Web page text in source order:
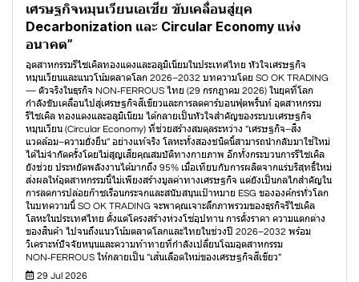
เศรษฐกิจหมุนเวียนเอเชีย ขับเคลื่อนสู่ยุค
Decarbonization และ Circular Economy แห่ง
อนาคต”
อุตสาหกรรมรีไซเคิลทองแดงและอลูมิเนียมในประเทศไทย หัวใจเศรษฐกิจ
หมุนเวียนและแนวโน้มตลาดโลก 2026–2032 บทความโดย SO OK TRADING
— ตัวจริงในธุรกิจ NON‑FERROUS ไทย (29 กรกฎาคม 2026) ในยุคที่โลก
กำลังขับเคลื่อนไปสู่เศรษฐกิจสีเขียวและการลดคาร์บอนฟุตพริ้นท์ อุตสาหกรรม
รีไซเคิล ทองแดงและอลูมิเนียม ได้กลายเป็นหัวใจสำคัญของระบบเศรษฐกิจ
หมุนเวียน (Circular Economy) ที่ช่วยสร้างสมดุลระหว่าง “เศรษฐกิจ–สิ่ง
แวดล้อม–ความยั่งยืน” อย่างแท้จริง โลหะทั้งสองชนิดนี้สามารถนำกลับมาใช้ใหม่
ได้ไม่จำกัดครั้งโดยไม่สูญเสียคุณสมบัติทางกายภาพ อีกทั้งกระบวนการรีไซเคิล
ยังช่วย ประหยัดพลังงานได้มากถึง 95% เมื่อเทียบกับการผลิตจากแร่บริสุทธิ์ใหม่
ส่งผลให้อุตสาหกรรมนี้ไม่เพียงสร้างมูลค่าทางเศรษฐกิจ แต่ยังเป็นกลไกสำคัญใน
การลดการปล่อยก๊าซเรือนกระจกและสนับสนุนเป้าหมาย ESG ขององค์กรทั่วโลก
ในบทความนี้ SO OK TRADING จะพาคุณเจาะลึกภาพรวมของธุรกิจรีไซเคิล
โลหะในประเทศไทย ตั้งแต่โครงสร้างห่วงโซ่อุปทาน การตั้งราคา ความแตกต่าง
ของสินค้า ไปจนถึงแนวโน้มตลาดโลกและไทยในช่วงปี 2026–2032 พร้อม
วิเคราะห์ปัจจัยหนุนและความท้าทายที่กำลังเปลี่ยนโฉมอุตสาหกรรม
NON‑FERROUS ให้กลายเป็น “เส้นเลือดใหม่ของเศรษฐกิจสีเขียว”
29 Jul 2026